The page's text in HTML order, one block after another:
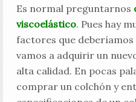
Es normal preguntarnos
viscoelástico. Pues hay
factores que
vamos a adquirir un
alta calidad. En pocas
comprar un colchón y